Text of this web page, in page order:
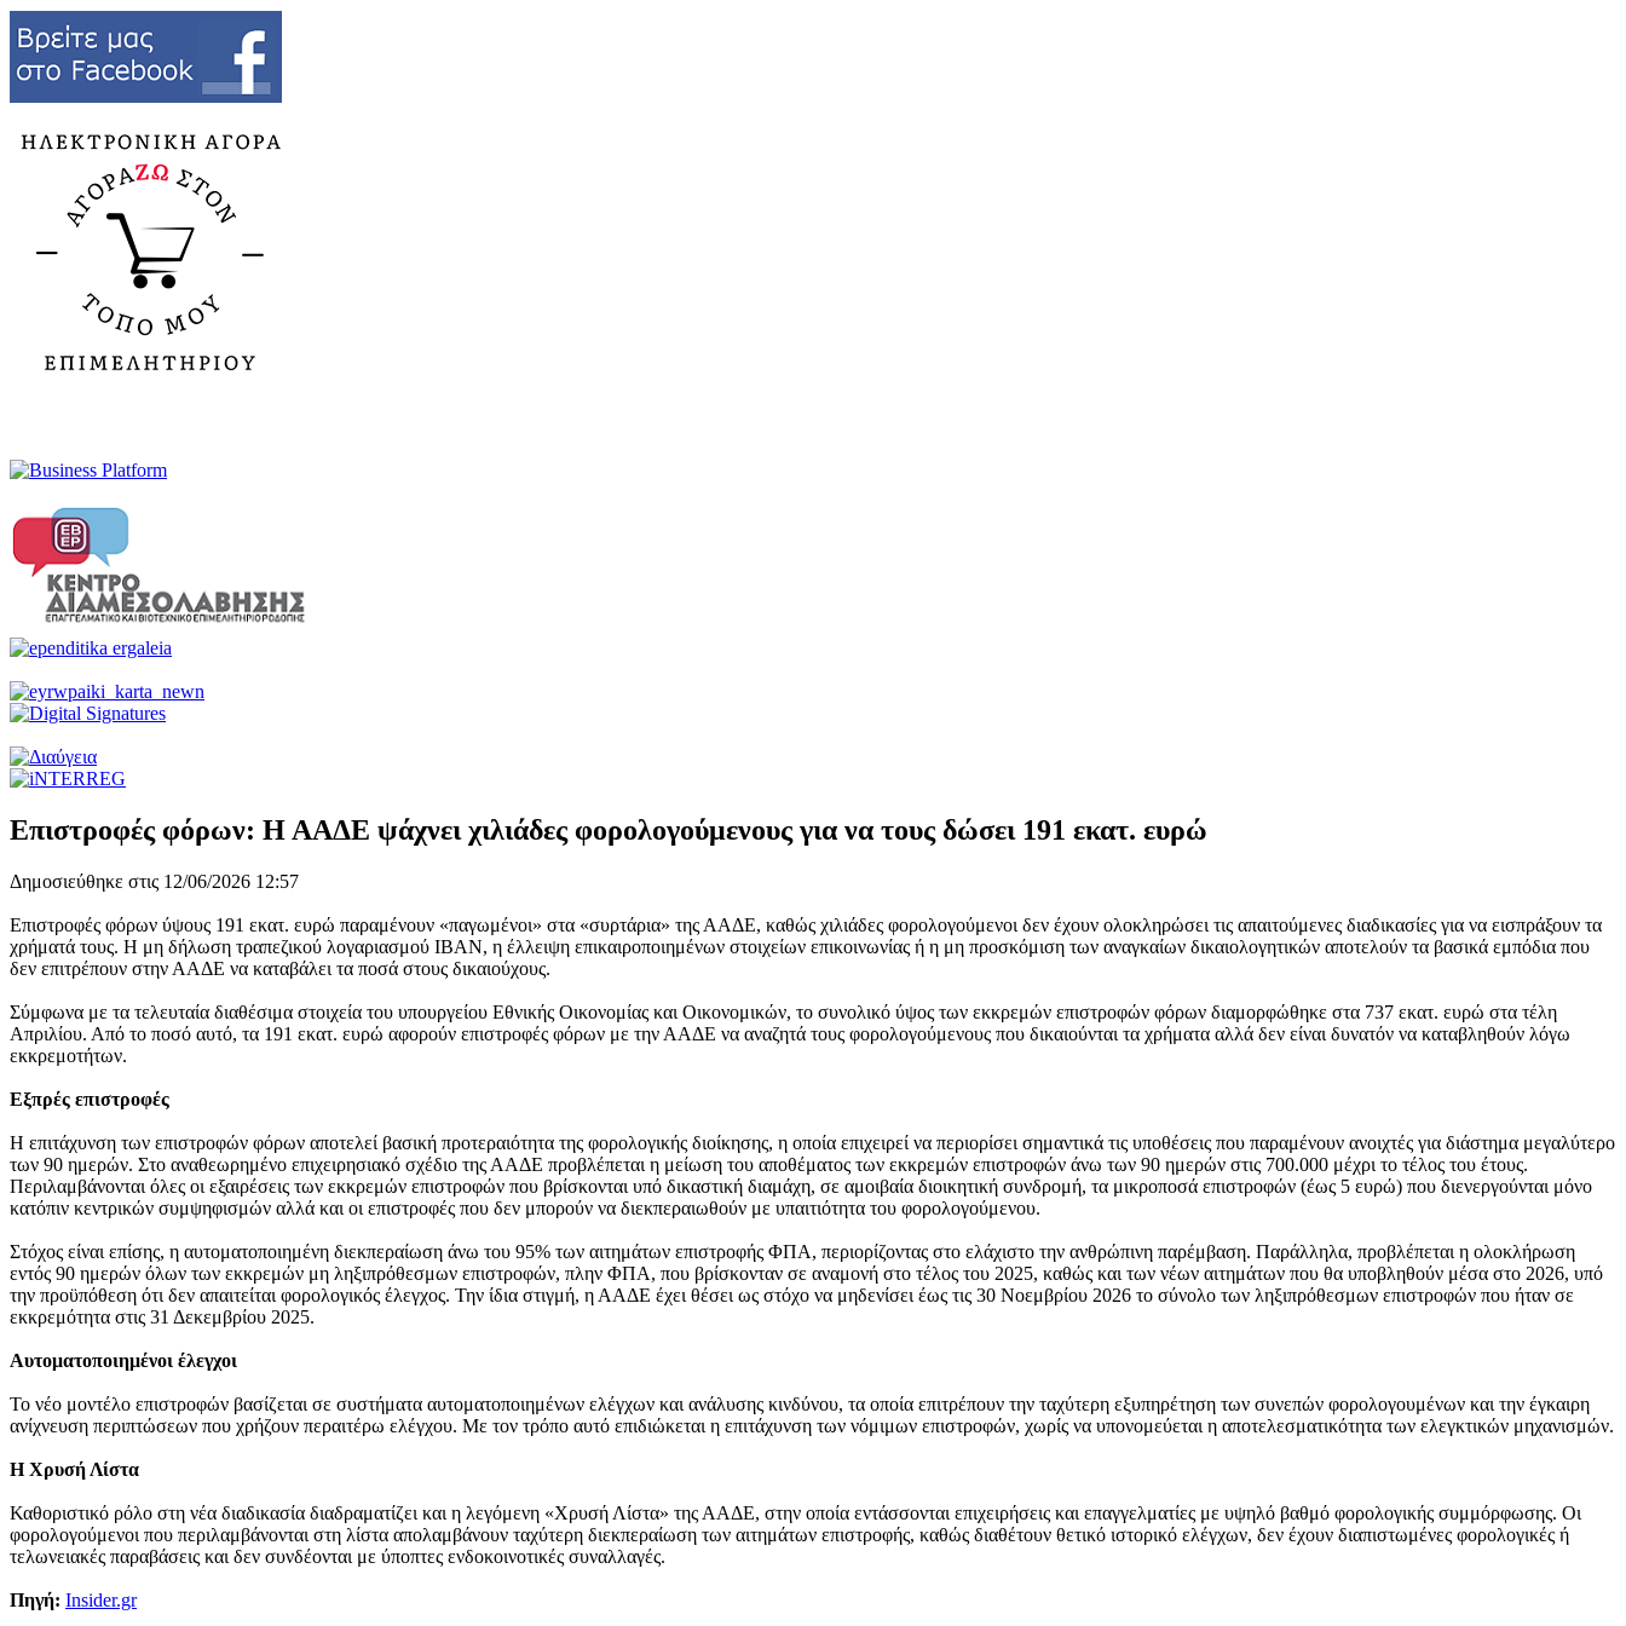
Επιστροφές φόρων: Η ΑΑΔΕ ψάχνει χιλιάδες φορολογούμενους για να τους δώσει 191 εκατ. ευρώ
Δημοσιεύθηκε στις 12/06/2026 12:57
Επιστροφές φόρων ύψους 191 εκατ. ευρώ παραμένουν «παγωμένοι» στα «συρτάρια» της ΑΑΔΕ, καθώς χιλιάδες φορολογούμενοι δεν έχουν ολοκληρώσει τις απαιτούμενες διαδικασίες για να εισπράξουν τα
χρήματά τους. Η μη δήλωση τραπεζικού λογαριασμού ΙΒΑΝ, η έλλειψη επικαιροποιημένων στοιχείων επικοινωνίας ή η μη προσκόμιση των αναγκαίων δικαιολογητικών αποτελούν τα βασικά εμπόδια που
δεν επιτρέπουν στην ΑΑΔΕ να καταβάλει τα ποσά στους δικαιούχους.
Σύμφωνα με τα τελευταία διαθέσιμα στοιχεία του υπουργείου Εθνικής Οικονομίας και Οικονομικών, το συνολικό ύψος των εκκρεμών επιστροφών φόρων διαμορφώθηκε στα 737 εκατ. ευρώ στα τέλη
Απριλίου. Από το ποσό αυτό, τα 191 εκατ. ευρώ αφορούν επιστροφές φόρων με την ΑΑΔΕ να αναζητά τους φορολογούμενους που δικαιούνται τα χρήματα αλλά δεν είναι δυνατόν να καταβληθούν λόγω
εκκρεμοτήτων.
Εξπρές επιστροφές
Η επιτάχυνση των επιστροφών φόρων αποτελεί βασική προτεραιότητα της φορολογικής διοίκησης, η οποία επιχειρεί να περιορίσει σημαντικά τις υποθέσεις που παραμένουν ανοιχτές για διάστημα μεγαλύτερο
των 90 ημερών. Στο αναθεωρημένο επιχειρησιακό σχέδιο της ΑΑΔΕ προβλέπεται η μείωση του αποθέματος των εκκρεμών επιστροφών άνω των 90 ημερών στις 700.000 μέχρι το τέλος του έτους.
Περιλαμβάνονται όλες οι εξαιρέσεις των εκκρεμών επιστροφών που βρίσκονται υπό δικαστική διαμάχη, σε αμοιβαία διοικητική συνδρομή, τα μικροποσά επιστροφών (έως 5 ευρώ) που διενεργούνται μόνο
κατόπιν κεντρικών συμψηφισμών αλλά και οι επιστροφές που δεν μπορούν να διεκπεραιωθούν με υπαιτιότητα του φορολογούμενου.
Στόχος είναι επίσης, η αυτοματοποιημένη διεκπεραίωση άνω του 95% των αιτημάτων επιστροφής ΦΠΑ, περιορίζοντας στο ελάχιστο την ανθρώπινη παρέμβαση. Παράλληλα, προβλέπεται η ολοκλήρωση
εντός 90 ημερών όλων των εκκρεμών μη ληξιπρόθεσμων επιστροφών, πλην ΦΠΑ, που βρίσκονταν σε αναμονή στο τέλος του 2025, καθώς και των νέων αιτημάτων που θα υποβληθούν μέσα στο 2026, υπό
την προϋπόθεση ότι δεν απαιτείται φορολογικός έλεγχος. Την ίδια στιγμή, η ΑΑΔΕ έχει θέσει ως στόχο να μηδενίσει έως τις 30 Νοεμβρίου 2026 το σύνολο των ληξιπρόθεσμων επιστροφών που ήταν σε
εκκρεμότητα στις 31 Δεκεμβρίου 2025.
Αυτοματοποιημένοι έλεγχοι
Το νέο μοντέλο επιστροφών βασίζεται σε συστήματα αυτοματοποιημένων ελέγχων και ανάλυσης κινδύνου, τα οποία επιτρέπουν την ταχύτερη εξυπηρέτηση των συνεπών φορολογουμένων και την έγκαιρη
ανίχνευση περιπτώσεων που χρήζουν περαιτέρω ελέγχου. Με τον τρόπο αυτό επιδιώκεται η επιτάχυνση των νόμιμων επιστροφών, χωρίς να υπονομεύεται η αποτελεσματικότητα των ελεγκτικών μηχανισμών.
Η Χρυσή Λίστα
Καθοριστικό ρόλο στη νέα διαδικασία διαδραματίζει και η λεγόμενη «Χρυσή Λίστα» της ΑΑΔΕ, στην οποία εντάσσονται επιχειρήσεις και επαγγελματίες με υψηλό βαθμό φορολογικής συμμόρφωσης. Οι
φορολογούμενοι που περιλαμβάνονται στη λίστα απολαμβάνουν ταχύτερη διεκπεραίωση των αιτημάτων επιστροφής, καθώς διαθέτουν θετικό ιστορικό ελέγχων, δεν έχουν διαπιστωμένες φορολογικές ή
τελωνειακές παραβάσεις και δεν συνδέονται με ύποπτες ενδοκοινοτικές συναλλαγές.
Πηγή: Insider.gr